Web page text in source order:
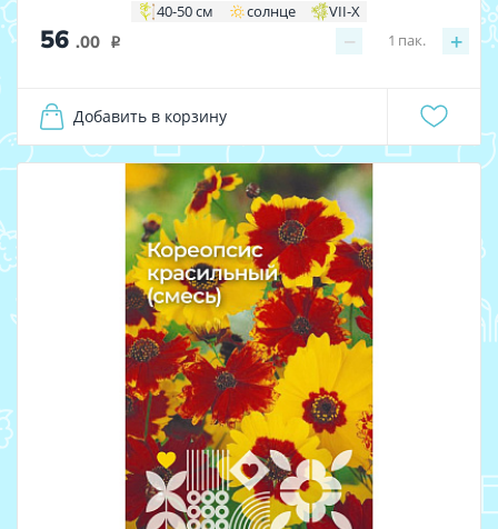
40-50 см солнце VII-X
56 .00 i − +
1 пак.
Добавить в корзину